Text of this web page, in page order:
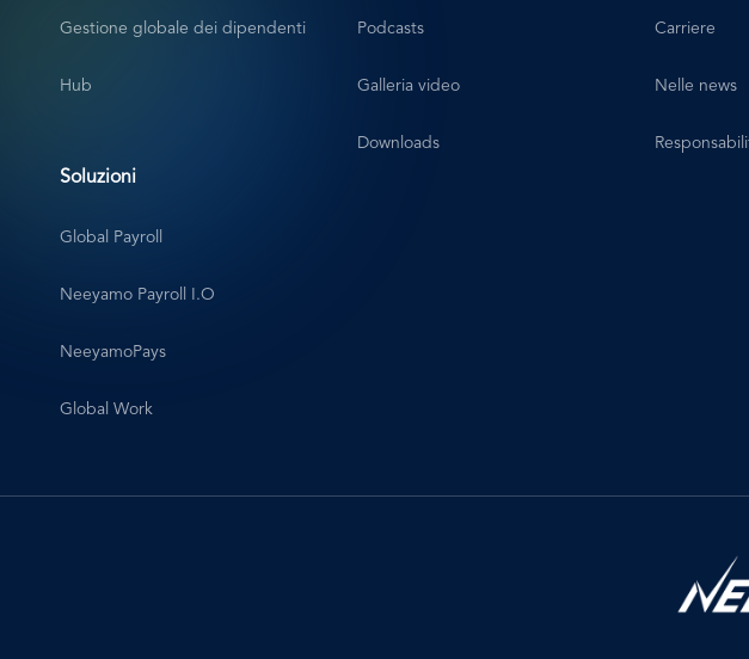
+213
Esplorare
Andorra
Gestione globale dei dipendenti
Hub
Soluzioni
Global Payroll
Neeyamo Payroll I.O
NeeyamoPays
Global Work
Podcasts
Galleria video
Downloads
Carriere
Nelle news